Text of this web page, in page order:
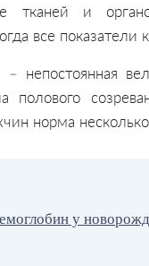
тканей и
все
– непостоянная
полового
норма
у